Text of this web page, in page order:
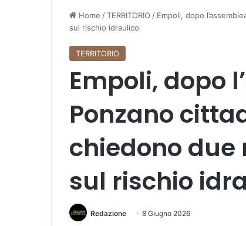
Home /TERRITORIO / Empoli, dopo
sul rischio idraulico
TERRITORIO
Empoli, dopo
Ponzano
chiedono
sul rischio
Redazione 8 Giugno 2026